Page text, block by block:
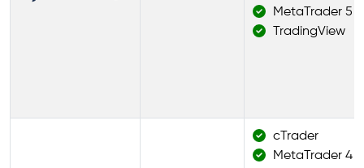
MetaTrader 5
TradingView
cTrader
MetaTrader 4